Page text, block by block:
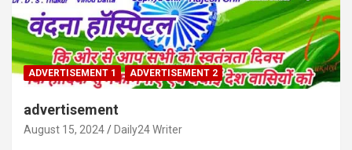
ADVERTISEMENT 1 ADVERTISEMENT 2
advertisement
August 15, 2024 Daily24 Writer